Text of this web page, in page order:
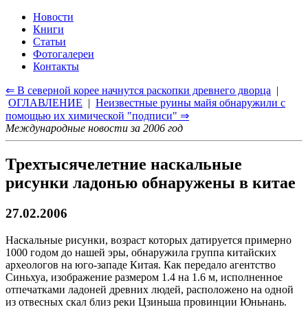
Новости
Книги
Статьи
Фотогалереи
Контакты
⇐ В северной корее начнутся раскопки древнего дворца |
ОГЛАВЛЕНИЕ | Неизвестные руины майя обнаружили с
помощью их химической "подписи" ⇒
Международные новости за 2006 год
Трехтысячелетние наскальные
рисунки ладонью обнаружены в китае
27.02.2006
Наскальные рисунки, возраст которых датируется примерно
1000 годом до нашей эры, обнаружила группа китайских
археологов на юго-западе Китая. Как передало агентство
Синьхуа, изображение размером 1.4 на 1.6 м, исполненное
отпечатками ладоней древних людей, расположено на одной
из отвесных скал близ реки Цзиньша провинции Юньнань.